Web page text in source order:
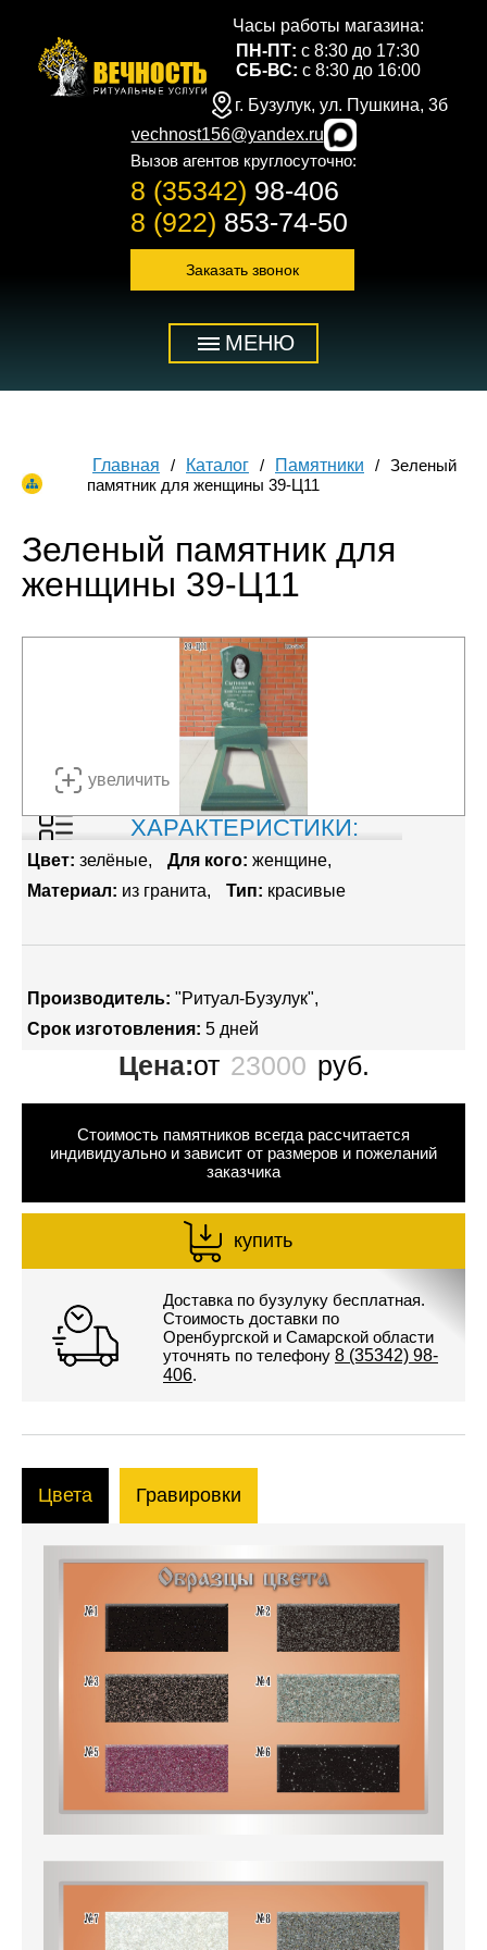
Часы работы магазина:
ПН-ПТ: с 8:30 до 17:30
СБ-ВС: с 8:30 до 16:00
г. Бузулук, ул. Пушкина, 3б
vechnost156@yandex.ru
Вызов агентов круглосуточно:
8 (35342) 98-406
8 (922) 853-74-50
Заказать звонок
МЕНЮ
Главная Каталог Памятники
Зеленый
памятник для женщины 39-Ц11
Зеленый памятник для
женщины 39-Ц11
увеличить
ХАРАКТЕРИСТИКИ:
Цвет: зелёные Для кого: женщине
Материал: из гранита Тип: красивые
Производитель: "Ритуал-Бузулук"
Срок изготовления: 5 дней
Цена:от 23000 руб.
Стоимость памятников всегда рассчитается
индивидуально и зависит от размеров и пожеланий
заказчика
купить
Доставка по бузулуку бесплатная.
Стоимость доставки по
Оренбургской и Самарской области
уточнять по телефону 8 (35342) 98-
406.
Цвета Гравировки